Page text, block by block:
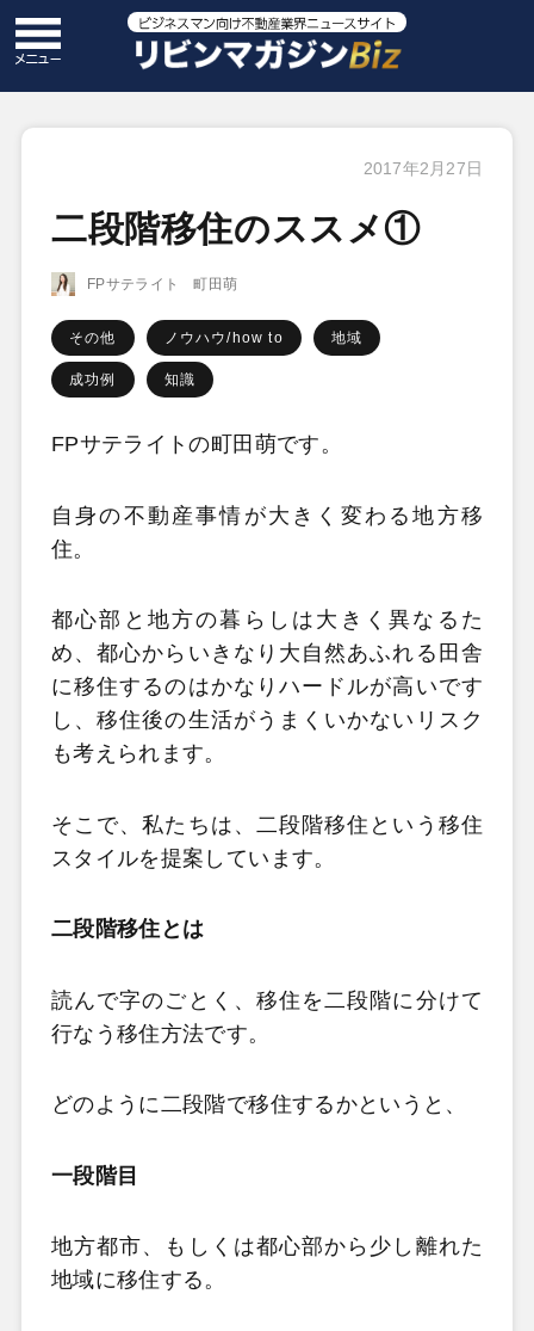
2017年2月27日
二段階移住のススメ①
FPサテライト 町田萌
その他 ノウハウ/how to 地域
成功例 知識
FPサテライトの町田萌です。
自身の不動産事情が大きく変わる地方移
住。
都心部と地方の暮らしは大きく異なるた
め、都心からいきなり大自然あふれる田舎
に移住するのはかなりハードルが高いです
し、移住後の生活がうまくいかないリスク
も考えられます。
そこで、私たちは、二段階移住という移住
スタイルを提案しています。
二段階移住とは
読んで字のごとく、移住を二段階に分けて
行なう移住方法です。
どのように二段階で移住するかというと、
一段階目
地方都市、もしくは都心部から少し離れた
地域に移住する。